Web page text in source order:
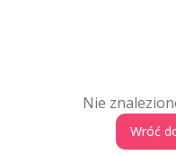
Nie
Wróć